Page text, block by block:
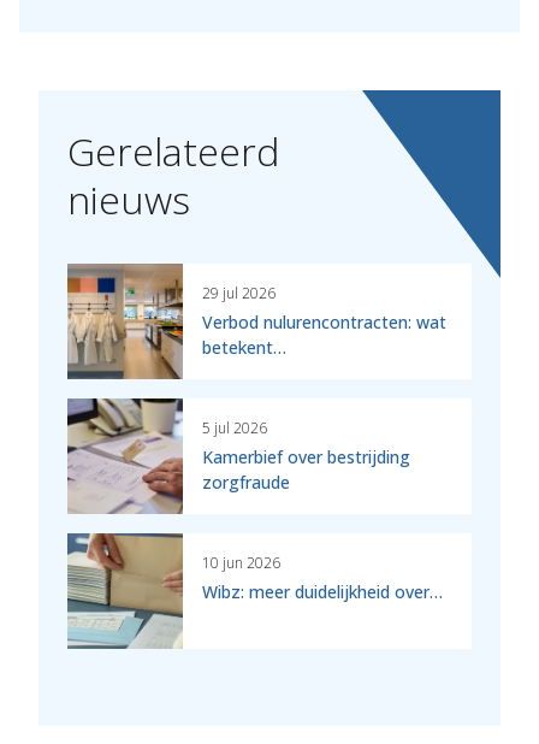
Gerelateerd
nieuws
29 jul 2026
Verbod nulurencontracten: wat
betekent…
5 jul 2026
Kamerbief over bestrijding
zorgfraude
10 jun 2026
Wibz: meer duidelijkheid over…